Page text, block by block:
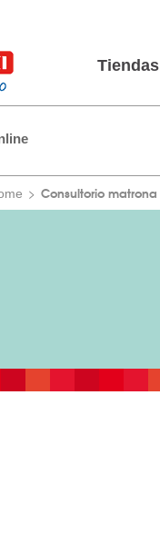
Tiendas
Consultorio matrona